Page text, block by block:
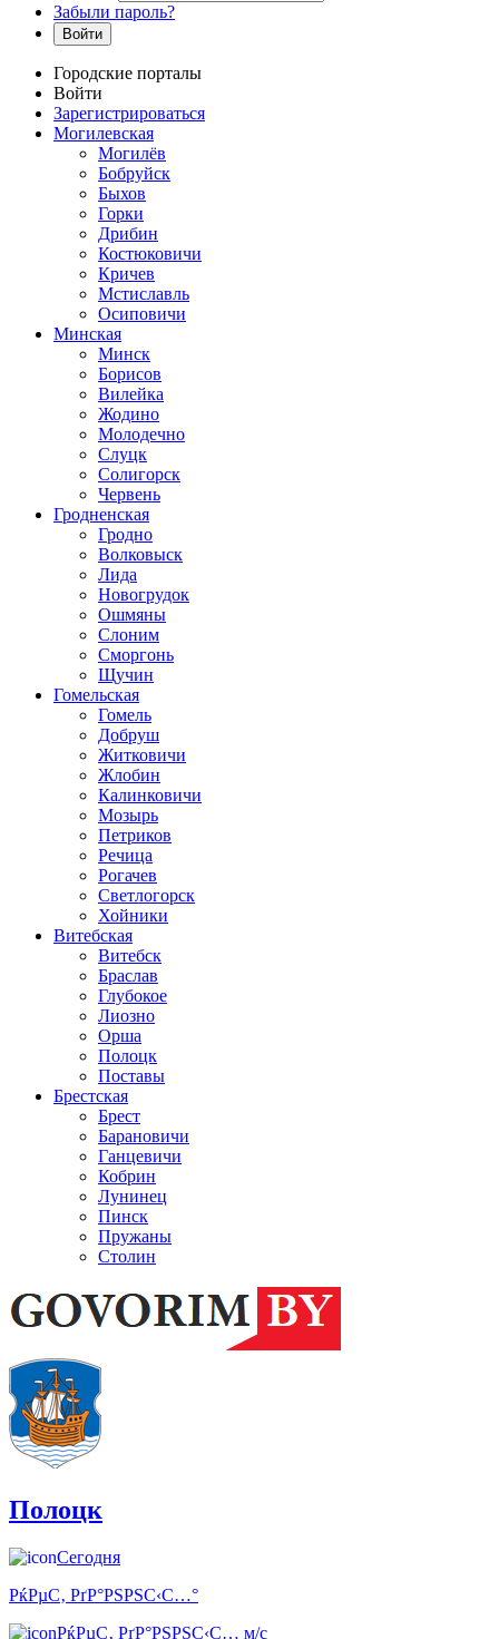
Забыли пароль?
Войти
Городские порталы
Войти
Зарегистрироваться
Могилевская
Могилёв
Бобруйск
Быхов
Горки
Дрибин
Костюковичи
Кричев
Мстиславль
Осиповичи
Минская
Минск
Борисов
Вилейка
Жодино
Молодечно
Слуцк
Солигорск
Червень
Гродненская
Гродно
Волковыск
Лида
Новогрудок
Ошмяны
Слоним
Сморгонь
Щучин
Гомельская
Гомель
Добруш
Житковичи
Жлобин
Калинковичи
Мозырь
Петриков
Речица
Рогачев
Светлогорск
Хойники
Витебская
Витебск
Браслав
Глубокое
Лиозно
Орша
Полоцк
Поставы
Брестская
Брест
Барановичи
Ганцевичи
Кобрин
Лунинец
Пинск
Пружаны
Столин
Полоцк
Сегодня
РќРµС‚ РґР°РЅРЅС‹С…°
РќРµС‚ РґР°РЅРЅС‹С… м/с